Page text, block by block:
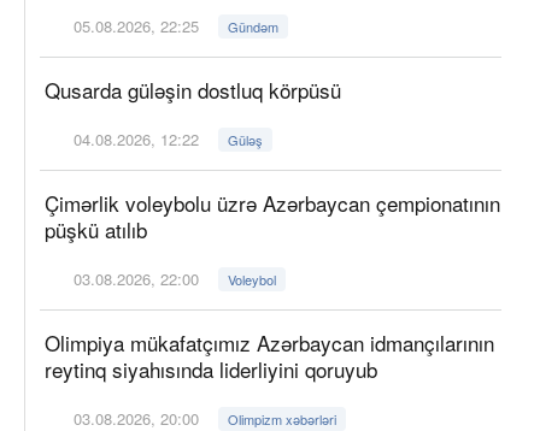
05.08.2026, 22:25 Gündəm
Qusarda güləşin dostluq körpüsü
04.08.2026, 12:22 Güləş
Çimərlik voleybolu üzrə Azərbaycan çempionatının
püşkü atılıb
03.08.2026, 22:00 Voleybol
Olimpiya mükafatçımız Azərbaycan idmançılarının
reytinq siyahısında liderliyini qoruyub
03.08.2026, 20:00 Olimpizm xəbərləri